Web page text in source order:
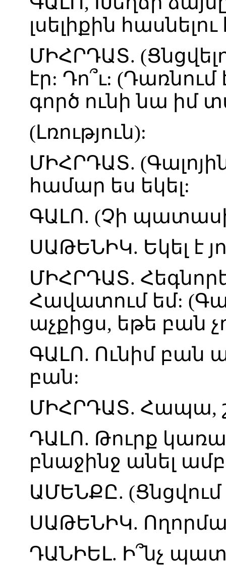
լսելիքին հասնելու
ՄԻՀՐԴԱՏ. (
էր: Դո՞ւ: (Դառնում
գործ ունի նա իմ
(Լռություն):
ՄԻՀՐԴԱՏ. (
համար ես եկել:
ԳԱԼՈ. (Չի
ՍԱԹԵՆԻԿ. Եկել է
ՄԻՀՐԴԱՏ.
Հավատում եմ: (
աչքիցս, եթե բան
ԳԱԼՈ. Ունիմ բան
բան:
ՄԻՀՐԴԱՏ. Հապա,
ԴԱԼՈ. Թուրք
բնաջինջ անել
ԱՄԵՆՔԸ. (Ցնցվում
ՍԱԹԵՆԻԿ.
ԴԱՆԻԵԼ. Ի՞նչ